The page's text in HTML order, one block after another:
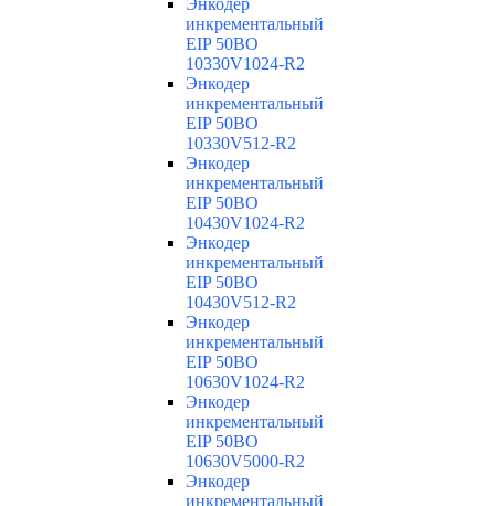
Энкодер
инкрементальный
EIP 50BO
10330V1024-R2
Энкодер
инкрементальный
EIP 50BO
10330V512-R2
Энкодер
инкрементальный
EIP 50BO
10430V1024-R2
Энкодер
инкрементальный
EIP 50BO
10430V512-R2
Энкодер
инкрементальный
EIP 50BO
10630V1024-R2
Энкодер
инкрементальный
EIP 50BO
10630V5000-R2
Энкодер
инкрементальный